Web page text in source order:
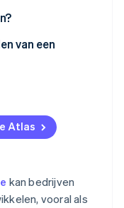
van een
voordat je EIN-
zonder
Atlas
kan bedrijven
vooral als